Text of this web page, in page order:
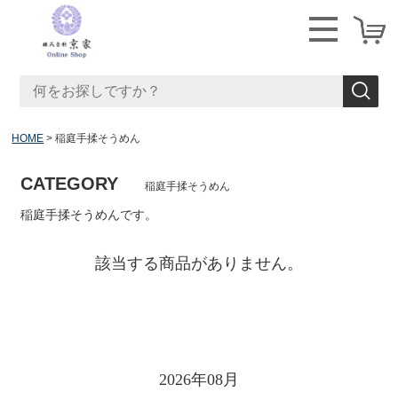
HOME 稲庭手揉そうめん
CATEGORY 稲庭手揉そうめん
稲庭手揉そうめんです。
該当する商品がありません。
2026年08月